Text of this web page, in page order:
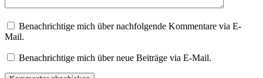
Benachrichtige mich über nachfolgende Kommentare via E-
Mail.
Benachrichtige mich über neue Beiträge via E-Mail.